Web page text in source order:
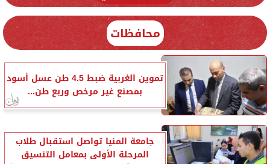
محافظات
تموين الغربية ضبط 4.5 طن عسل أسود
بمصنع غير مرخص وربع طن...
جامعة المنيا تواصل استقبال طلاب
المرحلة الأولى بمعامل التنسيق